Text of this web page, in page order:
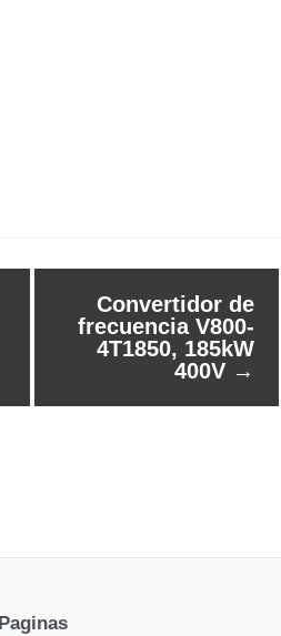
Convertidor de
frecuencia V800-
4T1850, 185kW
400V →
Paginas